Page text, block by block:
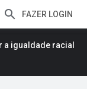
FAZER LOGIN
igualdade racial